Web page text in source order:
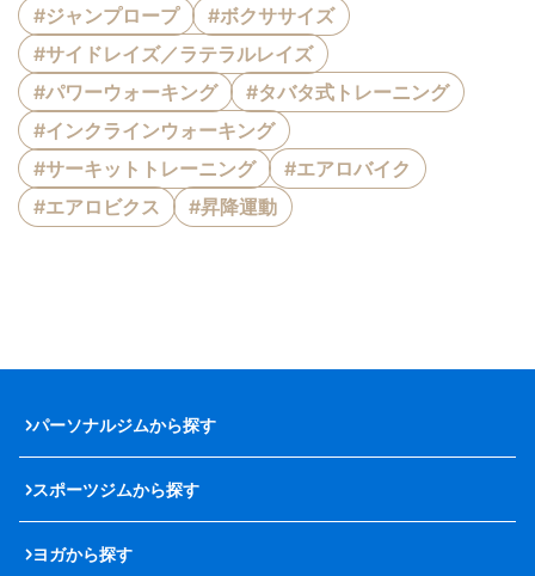
#ジャンプロープ
#ボクササイズ
#サイドレイズ／ラテラルレイズ
#パワーウォーキング
#タバタ式トレーニング
#インクラインウォーキング
#サーキットトレーニング
#エアロバイク
#エアロビクス
#昇降運動
パーソナルジムから探す
スポーツジムから探す
ヨガから探す